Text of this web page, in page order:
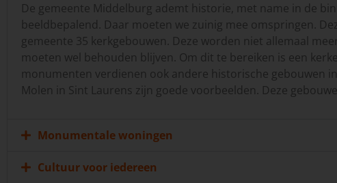
De gemeente Middelburg ademt historie, met name in de
beeldbepalend. Daar moeten we zuinig mee omspringen.
gemeente 35 kerkgebouwen. Deze worden niet allemaal
moeten wel behouden blijven. Om dit te bereiken is een
monumenten verdienen ook andere historische gebouwen
Molen in Sint Laurens zijn goede voorbeelden. Deze
Monumentale woningen
Cultuur voor iedereen